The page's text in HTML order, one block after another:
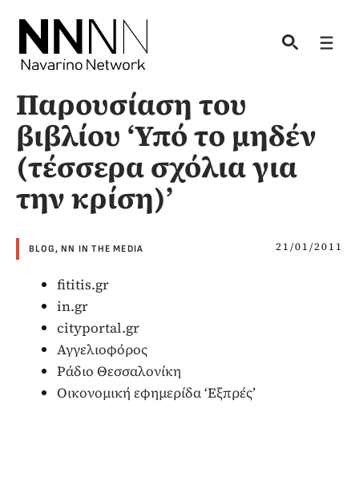
content
Παρουσίαση του
βιβλίου ‘Υπό το μηδέν
(τέσσερα σχόλια για
την κρίση)’
BLOG,NN IN THE MEDIA 21/01/2011
fititis.gr
in.gr
cityportal.gr
Αγγελιοφόρος
Ράδιο Θεσσαλονίκη
Οικονομική εφημερίδα ‘Εξπρές’